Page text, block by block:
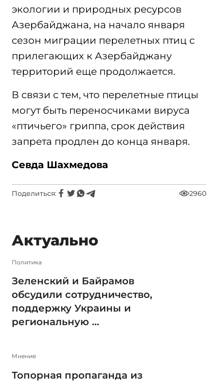
экологии и природных ресурсов
Азербайджана, на начало января
сезон миграции перелетных птиц с
прилегающих к Азербайджану
территорий еще продолжается.
В связи с тем, что перелетные птицы
могут быть переносчиками вируса
«птичьего» гриппа, срок действия
запрета продлен до конца января.
Севда Шахмедова
Поделиться: 2960
Актуально
Политика
Зеленский и Байрамов
обсудили сотрудничество,
поддержку Украины и
региональную ...
Мнение
Топорная пропаганда из